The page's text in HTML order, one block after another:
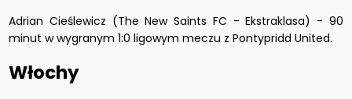
Adrian Cieślewicz (The New Saints FC - Ekstraklasa) - 90
minut w wygranym 1:0 ligowym meczu z Pontypridd United.
Włochy